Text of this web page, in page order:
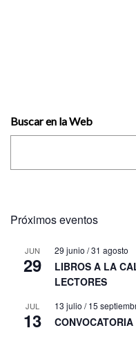
Buscar en la Web
Próximos eventos
JUN
29
29 junio /31 agosto
LIBROS A LA
LECTORES
JUL
13
13 julio /15